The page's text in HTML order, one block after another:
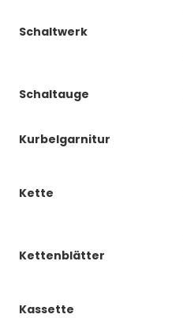
Schaltwerk
Schaltauge
Kurbelgarnitur
Kette
Kettenblätter
Kassette